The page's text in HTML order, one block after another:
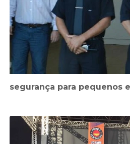
segurança para pequenos